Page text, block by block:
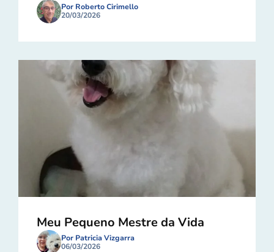
Por Roberto Cirimello
20/03/2026
Meu Pequeno Mestre da Vida
Por Patricia Vizgarra
06/03/2026